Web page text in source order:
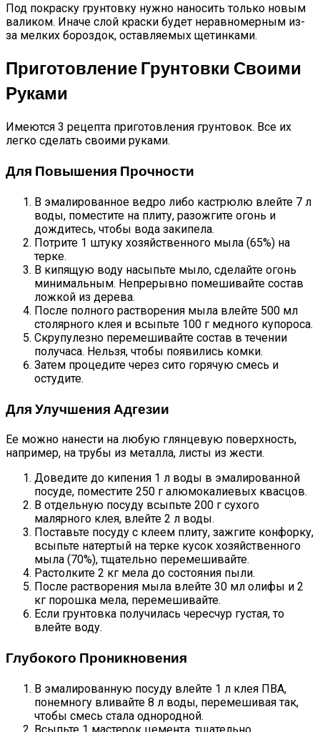
Под покраску грунтовку нужно наносить только новым
валиком. Иначе слой краски будет неравномерным из-
за мелких бороздок, оставляемых щетинками.
Приготовление Грунтовки Своими
Руками
Имеются 3 рецепта приготовления грунтовок. Все их
легко сделать своими руками.
Для Повышения Прочности
В эмалированное ведро либо кастрюлю влейте 7 л
воды, поместите на плиту, разожгите огонь и
дождитесь, чтобы вода закипела.
Потрите 1 штуку хозяйственного мыла (65%) на
терке.
В кипящую воду насыпьте мыло, сделайте огонь
минимальным. Непрерывно помешивайте состав
ложкой из дерева.
После полного растворения мыла влейте 500 мл
столярного клея и всыпьте 100 г медного купороса.
Скрупулезно перемешивайте состав в течении
получаса. Нельзя, чтобы появились комки.
Затем процедите через сито горячую смесь и
остудите.
Для Улучшения Адгезии
Ее можно нанести на любую глянцевую поверхность,
например, на трубы из металла, листы из жести.
Доведите до кипения 1 л воды в эмалированной
посуде, поместите 250 г алюмокалиевых квасцов.
В отдельную посуду всыпьте 200 г сухого
малярного клея, влейте 2 л воды.
Поставьте посуду с клеем плиту, зажгите конфорку,
всыпьте натертый на терке кусок хозяйственного
мыла (70%), тщательно перемешивайте.
Растолките 2 кг мела до состояния пыли.
После растворения мыла влейте 30 мл олифы и 2
кг порошка мела, перемешивайте.
Если грунтовка получилась чересчур густая, то
влейте воду.
Глубокого Проникновения
В эмалированную посуду влейте 1 л клея ПВА,
понемногу вливайте 8 л воды, перемешивая так,
чтобы смесь стала однородной.
Всыпьте 1 мастерок цемента, тщательно